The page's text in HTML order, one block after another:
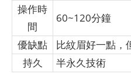
操作時
間
60~120分鐘
優缺點
比紋眉好一點，
持久
半永久技術